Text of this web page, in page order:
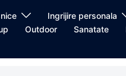
Ingrijire personala
Outdoor Sanatate